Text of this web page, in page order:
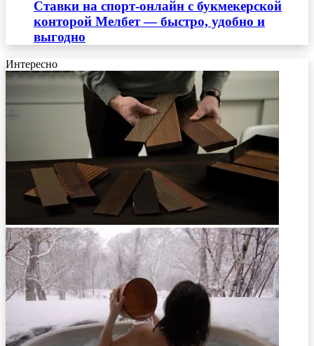
Ставки на спорт-онлайн с букмекерской
конторой Мелбет — быстро, удобно и
выгодно
Интересно